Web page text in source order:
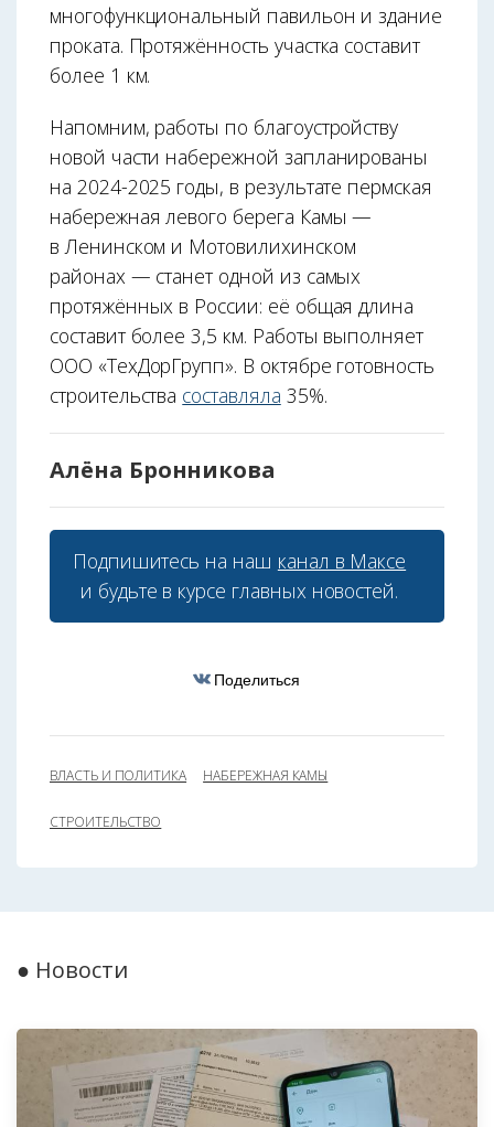
многофункциональный павильон и здание
проката. Протяжённость участка составит
более 1 км.
Напомним, работы по благоустройству
новой части набережной запланированы
на 2024-2025 годы, в результате пермская
набережная левого берега Камы —
в Ленинском и Мотовилихинском
районах — станет одной из самых
протяжённых в России: её общая длина
составит более 3,5 км. Работы выполняет
ООО «ТехДорГрупп». В октябре готовность
строительства составляла 35%.
Алёна Бронникова
Подпишитесь на наш канал в Максе
и будьте в курсе главных новостей.
Поделиться
ВЛАСТЬ И ПОЛИТИКА НАБЕРЕЖНАЯ КАМЫ
СТРОИТЕЛЬСТВО
● Новости